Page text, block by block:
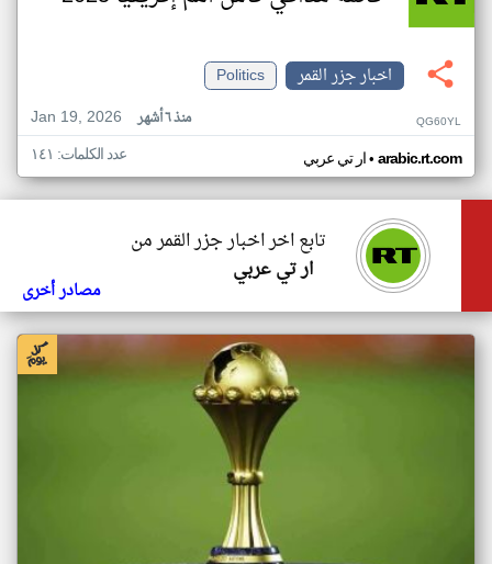
اخبار جزر القمر
Politics
Jan 19, 2026
منذ ٦ أشهر QG60YL
ار تي عربي• arabic.rt.com عدد الكلمات: ١٤١
تابع اخر اخبار جزر القمر من
ار تي عربي
مصادر أخرى